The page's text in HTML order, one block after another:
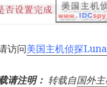
访问美国主机侦探
请注明： 转载自国外